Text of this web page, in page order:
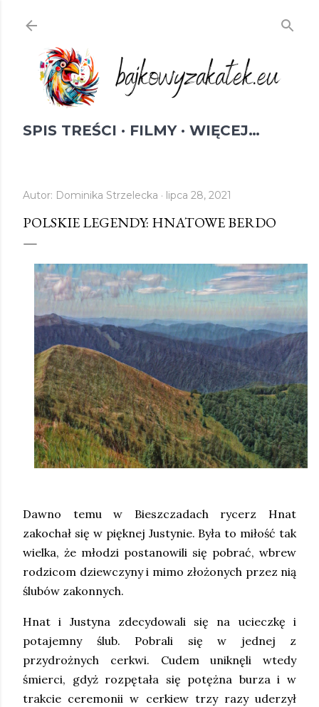
SPIS TREŚCI FILMY WIĘCEJ…
Autor: Dominika Strzelecka lipca 28, 2021
POLSKIE LEGENDY: HNATOWE BERDO
Dawno temu w Bieszczadach rycerz Hnat
zakochał się w pięknej Justynie. Była to miłość tak
wielka, że młodzi postanowili się pobrać, wbrew
rodzicom dziewczyny i mimo złożonych przez nią
ślubów zakonnych.
Hnat i Justyna zdecydowali się na ucieczkę i
potajemny ślub. Pobrali się w jednej z
przydrożnych cerkwi. Cudem uniknęli wtedy
śmierci, gdyż rozpętała się potężna burza i w
trakcie ceremonii w cerkiew trzy razy uderzył